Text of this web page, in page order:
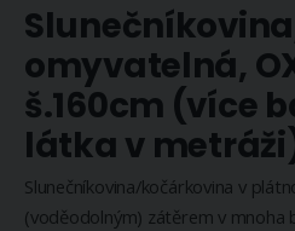
na
začátek
galerie
s
obrázky
omyvatelná,
š.160cm (více
látka v
Slunečníkovina/kočárkovina v
(voděodolným) zátěrem v mnoha